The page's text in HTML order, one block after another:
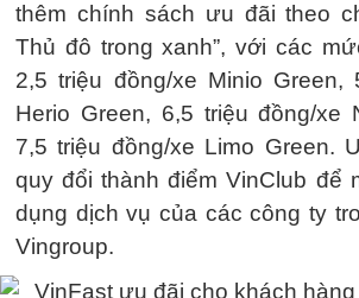
thêm chính sách ưu đãi theo
Thủ đô trong xanh”, với các
2,5 triệu đồng/xe Minio Green,
Herio Green, 6,5 triệu đồng/xe
7,5 triệu đồng/xe Limo Green.
quy đổi thành điểm VinClub để
dụng dịch vụ của các công ty
Vingroup.